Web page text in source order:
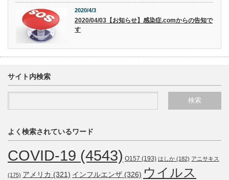
2020/4/3
2020/04/03【お知らせ】感染症.comからの告知で
す
サイト内検索
よく検索されているワード
COVID-19 (4543) O157 (193) はしか (182) アニサキス
(175) アメリカ (321) インフルエンザ (326) ウイルス